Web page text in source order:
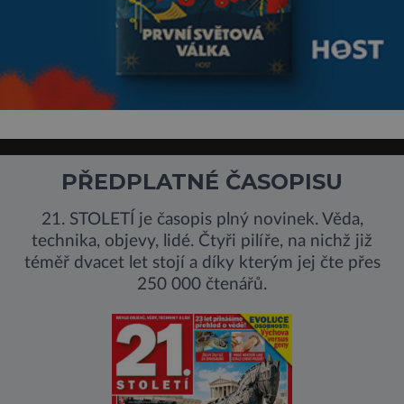
PŘEDPLATNÉ ČASOPISU
21. STOLETÍ je časopis plný novinek. Věda,
technika, objevy, lidé. Čtyři pilíře, na nichž již
téměř dvacet let stojí a díky kterým jej čte přes
250 000 čtenářů.